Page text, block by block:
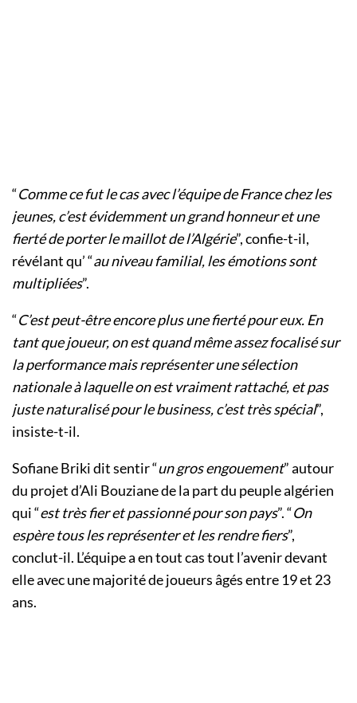
“Comme ce fut le cas avec l’équipe de France chez les
jeunes, c’est évidemment un grand honneur et une
fierté de porter le maillot de l’Algérie”, confie-t-il,
révélant qu’ “au niveau familial, les émotions sont
multipliées”.
“C’est peut-être encore plus une fierté pour eux. En
tant que joueur, on est quand même assez focalisé sur
la performance mais représenter une sélection
nationale à laquelle on est vraiment rattaché, et pas
juste naturalisé pour le business, c’est très spécial”,
insiste-t-il.
Sofiane Briki dit sentir “un gros engouement” autour
du projet d’Ali Bouziane de la part du peuple algérien
qui “est très fier et passionné pour son pays”. “On
espère tous les représenter et les rendre fiers”,
conclut-il. L’équipe a en tout cas tout l’avenir devant
elle avec une majorité de joueurs âgés entre 19 et 23
ans.